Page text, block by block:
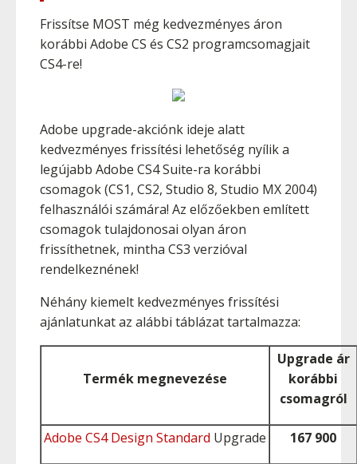
Frissítse MOST még kedvezményes áron
korábbi Adobe CS és CS2 programcsomagjait
CS4-re!
Adobe upgrade-akciónk ideje alatt
kedvezményes frissítési lehetőség nyílik a
legújabb Adobe CS4 Suite-ra korábbi
csomagok (CS1, CS2, Studio 8, Studio MX 2004)
felhasználói számára! Az előzőekben említett
csomagok tulajdonosai olyan áron
frissíthetnek, mintha CS3 verzióval
rendelkeznének!
Néhány kiemelt kedvezményes frissítési
ajánlatunkat az alábbi táblázat tartalmazza:
Termék megnevezése
Upgrade ár
korábbi
csomagról
Adobe CS4 Design Standard Upgrade 167 900